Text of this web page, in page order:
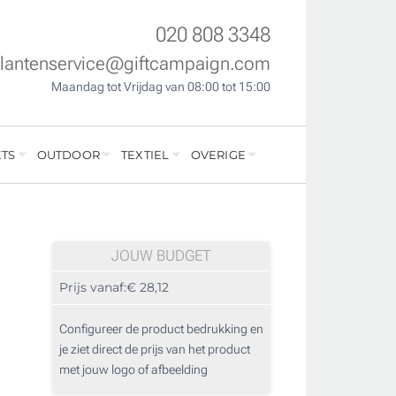
020 808 3348
Maandag tot Vrijdag van 08:00 tot 15:00
OUTDOOR TEXTIEL OVERIGE
JOUW BUDGET
Prijs vanaf:€ 28,12
Configureer de product bedrukking en
je ziet direct de prijs van het product
met jouw logo of afbeelding